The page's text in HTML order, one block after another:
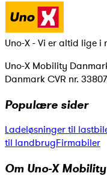
Uno-X - Vi er altid lige
Uno-X Mobility
Danmark CVR nr.
Populære sider
Ladeløsninger til
til landbrugFirmabiler
Om Uno-X Mobility